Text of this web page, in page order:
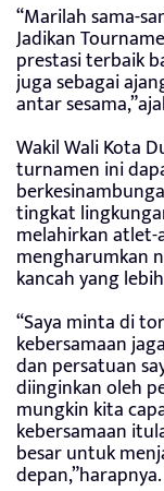
“Marilah sama-
Jadikan
prestasi terbaik
juga sebagai
antar
Wakil Wali Kota
turnamen ini
tingkat
melahirkan
mengharumkan
kancah yang
“Saya minta di
kebersamaan
dan persatuan
diinginkan oleh
mungkin kita
kebersamaan
besar untuk
depan,”harapnya.